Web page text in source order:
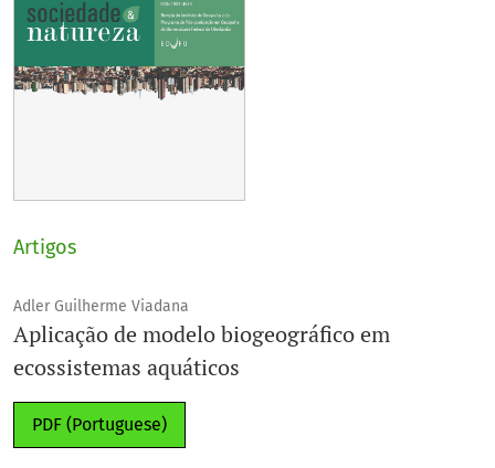
Artigos
Adler Guilherme Viadana
Aplicação de modelo biogeográfico em
ecossistemas aquáticos
PDF (Portuguese)